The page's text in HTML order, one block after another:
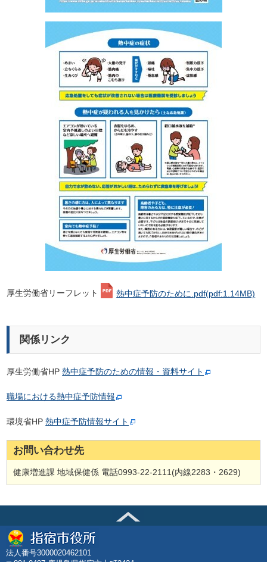
厚生労働省リーフレット 熱中症予防のために.pdf(pdf:1.14MB)
関係リンク
厚生労働省HP熱中症予防のための情報・資料サイト
職場における熱中症予防情報
環境省HP熱中症予防情報サイト
お問い合わせ先
健康増進課 地域保健係 電話0993‐22‐2111(内線2283・2629)
法人番号3000020462101